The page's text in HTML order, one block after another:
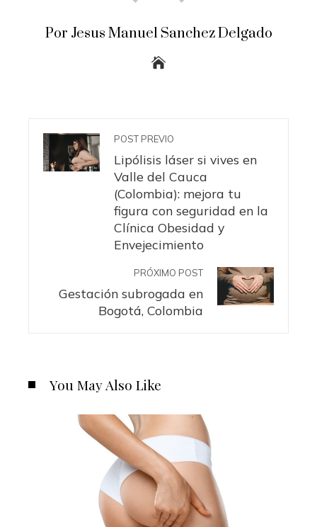
Por Jesus Manuel Sanchez Delgado
POST PREVIO
Lipólisis láser si vives en
Valle del Cauca
(Colombia): mejora tu
figura con seguridad en la
Clínica Obesidad y
Envejecimiento
PRÓXIMO POST
Gestación subrogada en
Bogotá, Colombia
You May Also Like